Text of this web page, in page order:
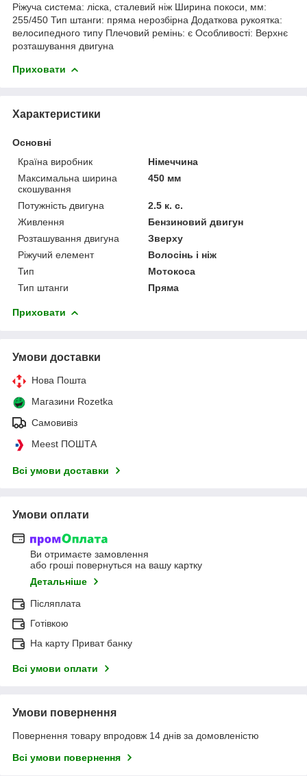
Ріжуча система: ліска, сталевий ніж Ширина покоси, мм:
255/450 Тип штанги: пряма нерозбірна Додаткова рукоятка:
велосипедного типу Плечовий ремінь: є Особливості: Верхнє
розташування двигуна
Приховати
Характеристики
Основні
Країна виробник
Німеччина
Максимальна ширина
скошування
450 мм
Потужність двигуна
2.5 к. с.
Живлення
Бензиновий двигун
Розташування двигуна
Зверху
Ріжучий елемент
Волосінь і ніж
Тип
Мотокоса
Тип штанги
Пряма
Приховати
Умови доставки
Нова Пошта
Магазини Rozetka
Самовивіз
Meest ПОШТА
Всі умови доставки
Умови оплати
Ви отримаєте замовлення
або гроші повернуться на вашу картку
Детальніше
Післяплата
Готівкою
На карту Приват банку
Всі умови оплати
Умови повернення
Повернення товару впродовж 14 днів за домовленістю
Всі умови повернення